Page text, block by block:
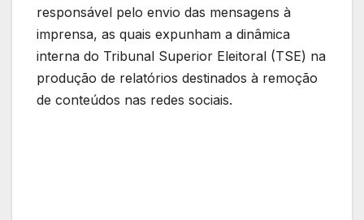
responsável pelo envio das mensagens à
imprensa, as quais expunham a dinâmica
interna do Tribunal Superior Eleitoral (TSE) na
produção de relatórios destinados à remoção
de conteúdos nas redes sociais.